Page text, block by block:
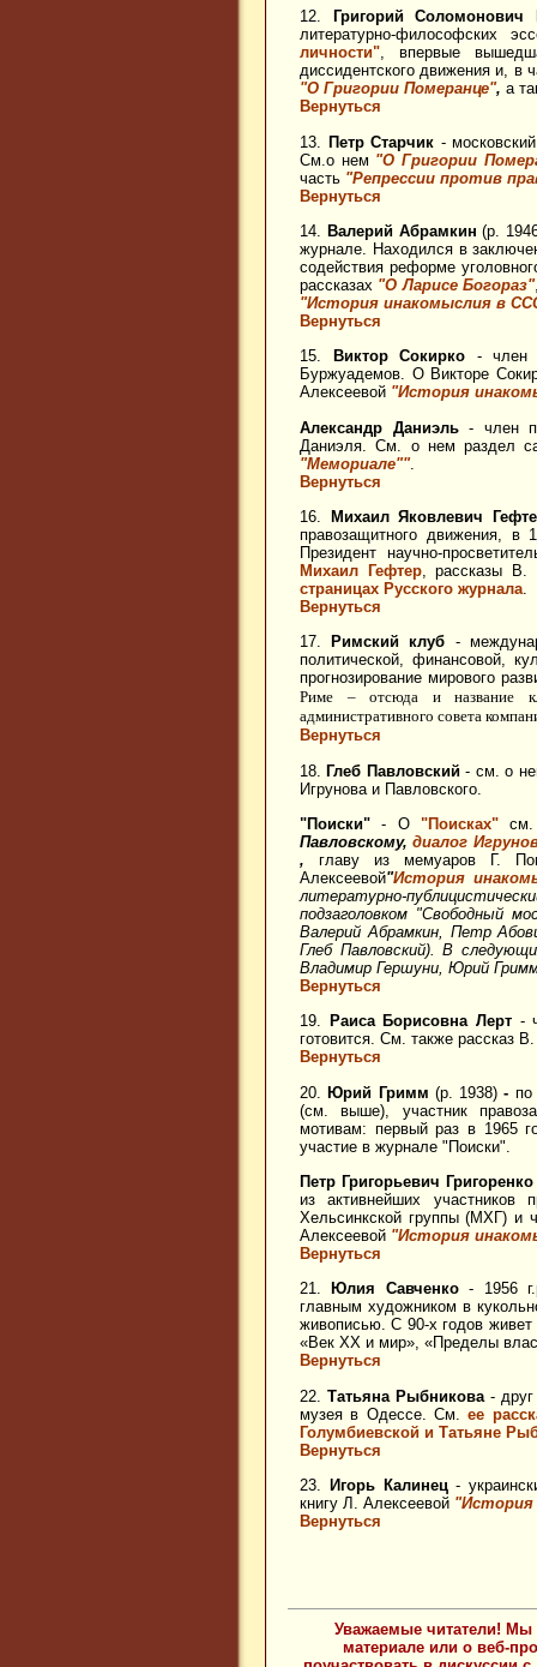
12.
Григорий Соломонович
литературно-философских
личности", впервые
диссидентского движения и, в
"О Григории Померанце", а
Вернуться
13. Петр Старчик -
См.о нем "О Григории
часть "Репрессии против
Вернуться
14. Валерий Абрамкин (р.
журнале. Находился в
содействия реформе
рассказах "О Ларисе Богораз"
"История инакомыслия в
Вернуться
15.
Виктор Сокирко - член
Буржуадемов. О Викторе
Алексеевой "История
Александр Даниэль- член
Даниэля. См. о нем раздел
"Мемориале"".
Вернуться
16.
Михаил Яковлевич
правозащитного движения, в
Президент научно-
Михаил Гефтер, рассказы В.
страницах Русского журнала.
Вернуться
17.
Римский клуб -
политической, финансовой,
прогнозирование мирового
Риме – отсюда и название
административного совета
Вернуться
18.Глеб Павловский- см. о
Игрунова и Павловского.
"Поиски" - О "Поисках"
Павловскому,диалог
, главу из мемуаров Г.
Алексеевой"История
литературно-
подзаголовком "Свободный
Валерий Абрамкин, Петр
Глеб Павловский). В
Владимир Гершуни, Юрий
Вернуться
19.
Раиса Борисовна Лерт -
готовится. См. также рассказ
Вернуться
20.Юрий Гримм (р. 1938)- по
(см. выше), участник
мотивам: первый раз в 1965
участие в журнале "Поиски".
Петр Григорьевич Григоренко
из активнейших участников
Хельсинкской группы (МХГ) и
Алексеевой "История
Вернуться
21.
Юлия Савченко- 1956
главным художником в
живописью. С 90-х годов
«Век ХХ и мир», «Пределы
Вернуться
22.Татьяна Рыбникова -
музея в Одессе. См.ее
Голумбиевской и Татьяне
Вернуться
23.
Игорь Калинец-
книгу Л. Алексеевой "История
Вернуться
Уважаемые читатели! Мы
материале или о веб-